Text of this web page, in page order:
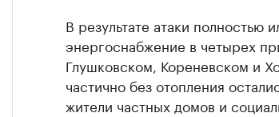
В результате атаки полностью
энергоснабжение в четырех
Глушковском, Кореневском и
частично без отопления
жители частных домов и